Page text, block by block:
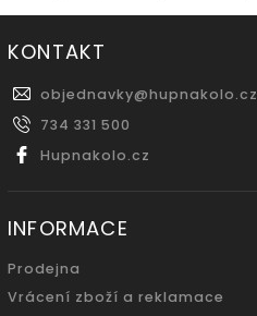
KONTAKT
objednavky@hupnakolo.cz
734 331 500
Hupnakolo.cz
INFORMACE
Prodejna
Vrácení zboží a reklamace